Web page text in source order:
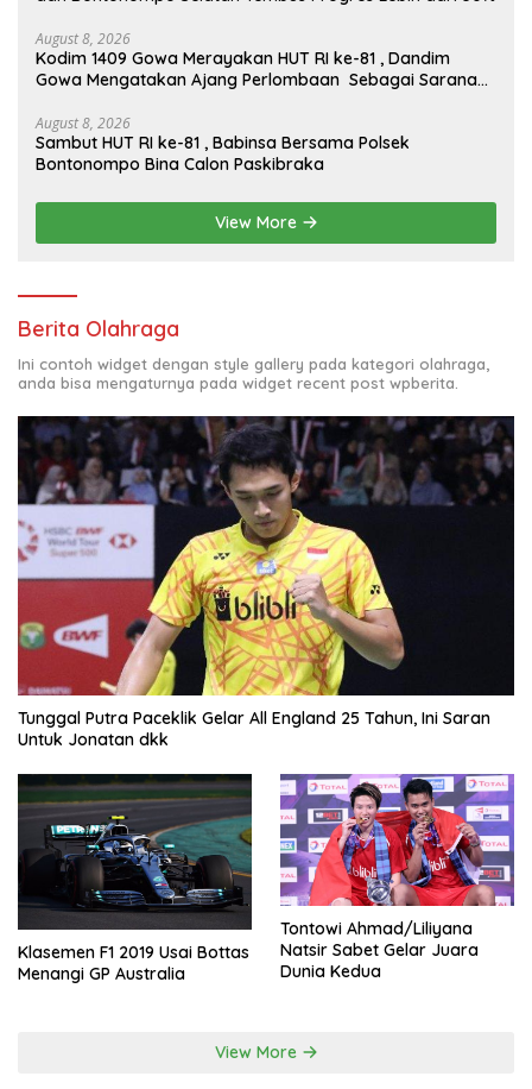
August 8, 2026
Kodim 1409 Gowa Merayakan HUT RI ke-81 , Dandim
Gowa Mengatakan Ajang Perlombaan Sebagai Sarana
August 8, 2026
Sambut HUT RI ke-81 , Babinsa Bersama Polsek
View More
Berita Olahraga
Ini contoh widget dengan style gallery pada kategori olahraga,
anda bisa mengaturnya pada widget recent post wpberita.
Tunggal Putra Paceklik Gelar All England 25 Tahun, Ini Saran
Untuk Jonatan dkk
Klasemen F1 2019 Usai Bottas
Menangi GP Australia
Tontowi Ahmad/Liliyana
Natsir Sabet Gelar Juara
Dunia Kedua
View More